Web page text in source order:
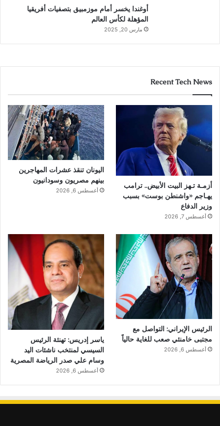
أوغندا يخسر أمام موزمبيق بتصفيات أفريقيا
المؤهلة لكأس العالم
مارس 20, 2025
Recent Tech News
أزمـة تـهز البيت الأبيض.. ترامب
يهـاجم «واشنطن بوست» بسبب
وزير الدفاع
أغسطس 7, 2026
اليونان تنقذ عشرات المهاجرين
بينهم مصريون وسودانيون
أغسطس 6, 2026
الرئيس الإيراني: التواصل مع
مجتبى خامنئي صعب للغاية حالياً
أغسطس 6, 2026
ياسر إدريس: تهنئة الرئيس
السيسي لمنتخب ناشئات اليد
وسام علي صدر الرياضة المصرية
أغسطس 6, 2026